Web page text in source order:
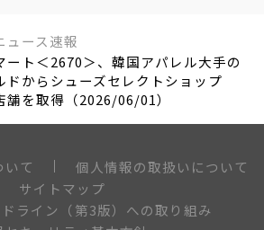
ュース速報
ート＜2670＞、韓国アパレル大手の
ドからシューズセレクトショップ
舗を取得（2026/06/01）
て
個人情報の取扱いについて
サイトマップ
ライン（第3版）への取り組み